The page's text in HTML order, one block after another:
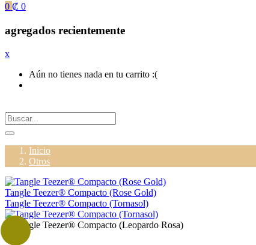
0 ₡ 0
agregados recientemente
x
Aún no tienes nada en tu carrito :(
Inicio
Otros
Tangle Teezer® Compacto (Rose Gold)
Tangle Teezer® Compacto (Tornasol)